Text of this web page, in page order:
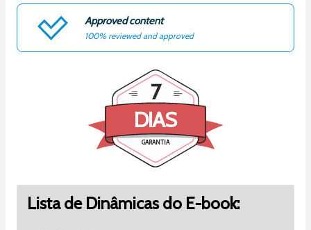
Approved content
100% reviewed and approved
DIAS
GARANTIA
7
Lista de Dinâmicas do E-book: